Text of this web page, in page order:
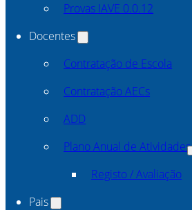
Provas IAVE 0.0.12
Docentes
Contratação de Escola
Contratação AECs
ADD
Plano Anual de Atividades
Registo / Avaliação
Pais